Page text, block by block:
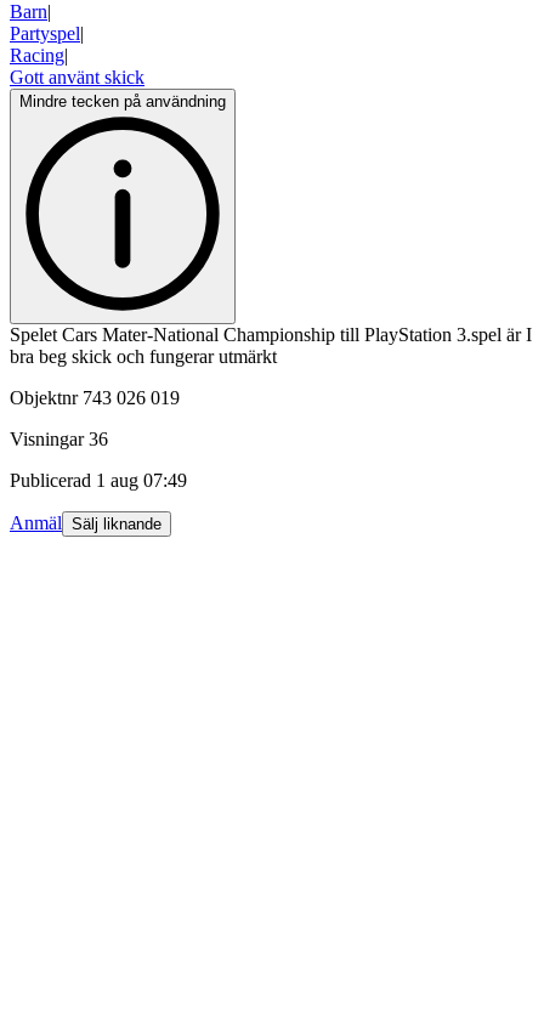
Barn|
Partyspel|
Racing|
Gott använt skick
Mindre tecken på användning
Spelet Cars Mater-National Championship till PlayStation 3.spel är I
bra beg skick och fungerar utmärkt
Objektnr 743 026 019
Visningar 36
Publicerad 1 aug 07:49
Anmäl Sälj liknande